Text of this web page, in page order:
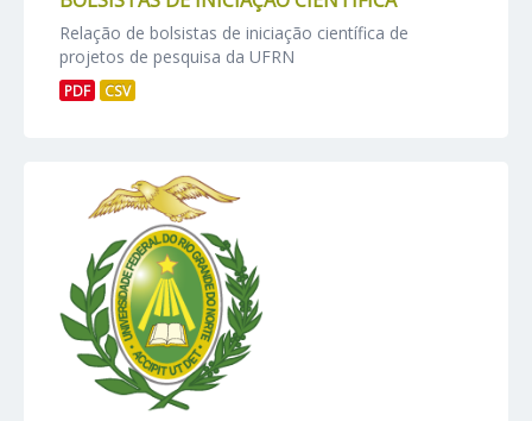
Relação de bolsistas de iniciação científica de
projetos de pesquisa da UFRN
PDF CSV